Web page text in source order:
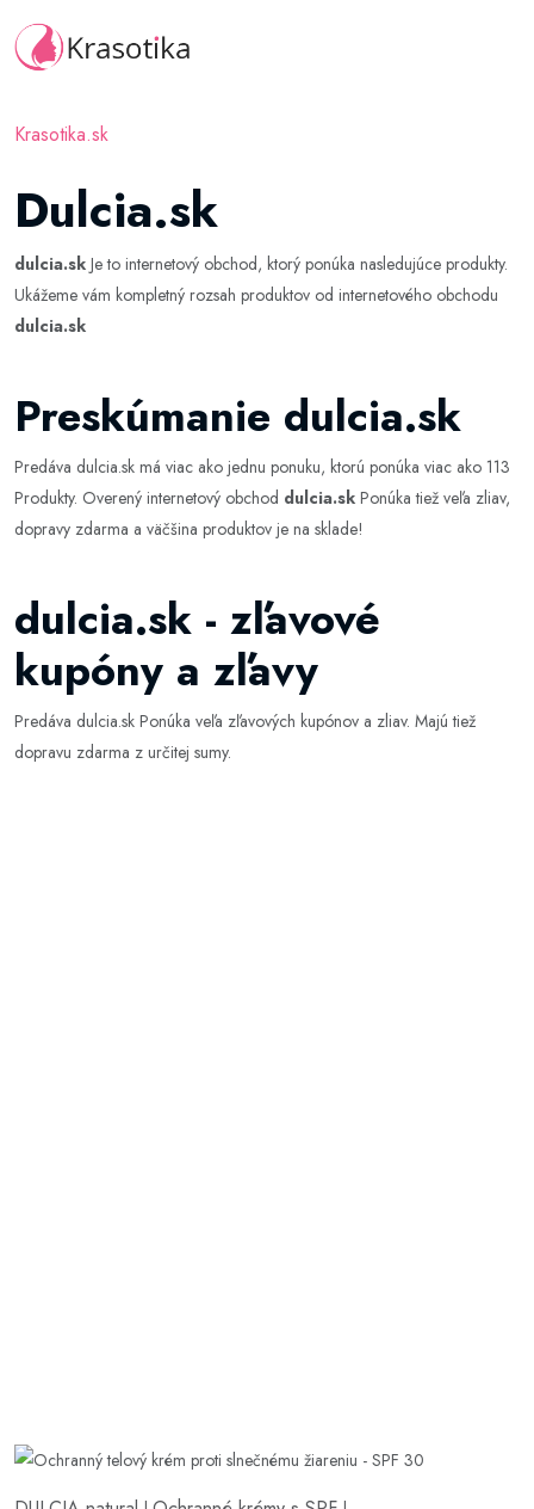
Krasotika.sk
Dulcia.sk
dulcia.sk Je to internetový obchod, ktorý ponúka nasledujúce produkty.
Ukážeme vám kompletný rozsah produktov od internetového obchodu
dulcia.sk
Preskúmanie dulcia.sk
Predáva dulcia.sk má viac ako jednu ponuku, ktorú ponúka viac ako 113
Produkty. Overený internetový obchod dulcia.sk Ponúka tiež veľa zliav,
dopravy zdarma a väčšina produktov je na sklade!
dulcia.sk - zľavové
kupóny a zľavy
Predáva dulcia.sk Ponúka veľa zľavových kupónov a zliav. Majú tiež
dopravu zdarma z určitej sumy.